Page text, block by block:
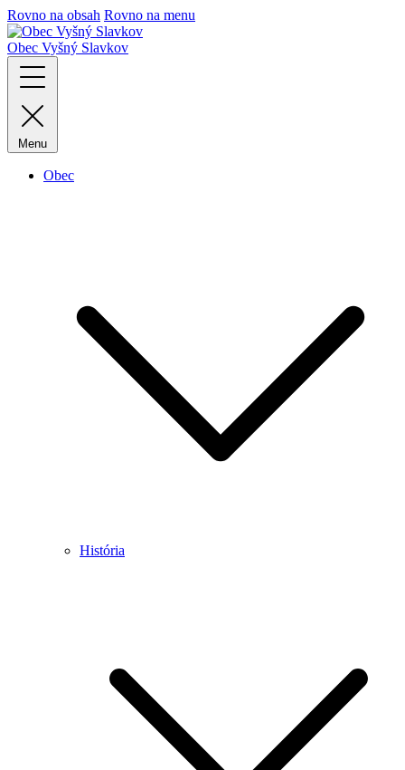
Rovno na obsah Rovno na menu
Obec Vyšný Slavkov
Menu
Obec
História